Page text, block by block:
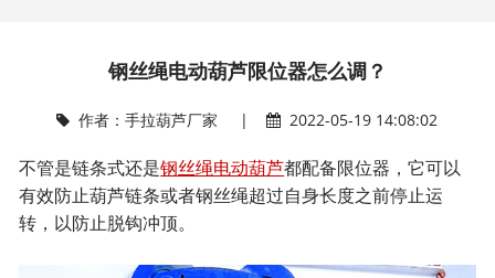
钢丝绳电动葫芦限位器怎么调？
作者：手拉葫芦厂家 | 2022-05-19 14:08:02
不管是链条式还是钢丝绳电动葫芦都配备限位器，它可以
有效防止葫芦链条或者钢丝绳超过自身长度之前停止运
转，以防止脱钩冲顶。